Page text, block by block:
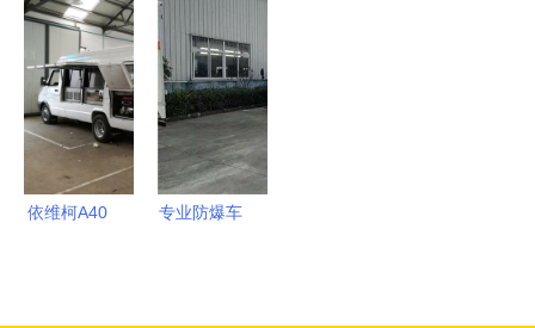
国内超高性
价比的专用
汽车制造专
家
有限责任公
司 引领专
用汽车销售
新篇章
依维柯A40
专业防爆车